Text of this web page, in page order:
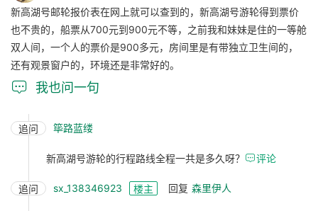
新高湖号邮轮报价表在网上就可以查到的，新高湖号游轮得到票价
也不贵的，船票从700元到900元不等，之前我和妹妹是住的一等舱
双人间，一个人的票价是900多元，房间里是有带独立卫生间的，
还有观景窗户的，环境还是非常好的。
 我也问一句
追问 筚路蓝缕
新高湖号游轮的行程路线全程一共是多久呀？ 评论
追问 sx_138346923 楼主 回复 森里伊人